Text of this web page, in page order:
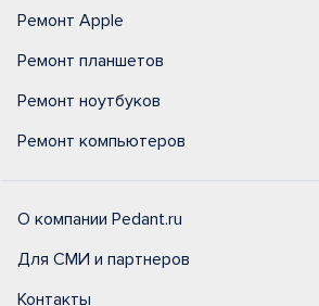
Ремонт Apple
Ремонт планшетов
Ремонт ноутбуков
Ремонт компьютеров
О компании Pedant.ru
Для СМИ и партнеров
Контакты